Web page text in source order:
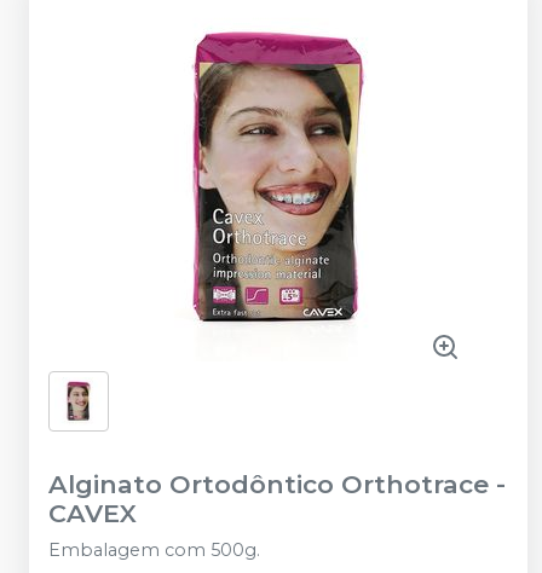
Alginato Ortodôntico Orthotrace -
CAVEX
Embalagem com 500g.